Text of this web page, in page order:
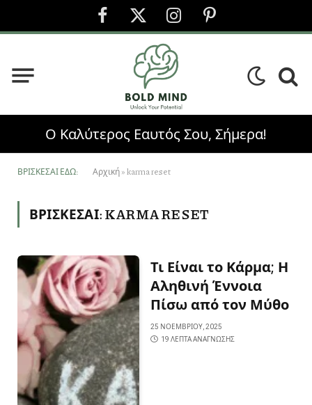
Facebook
X
(Twitter)
InstagramPinterest
Ο Καλύτερος Εαυτός Σου, Σήμερα!
ΒΡΊΣΚΕΣΑΙ ΕΔΏ: Αρχική»karma reset
ΒΡΊΣΚΕΣΑΙ:KARMA RESET
Τι Είναι το Κάρμα; Η
Αληθινή Έννοια
Πίσω από τον Μύθο
25 ΝΟΕΜΒΡΊΟΥ, 2025
19 ΛΕΠΤΆ ΑΝΆΓΝΩΣΗΣ